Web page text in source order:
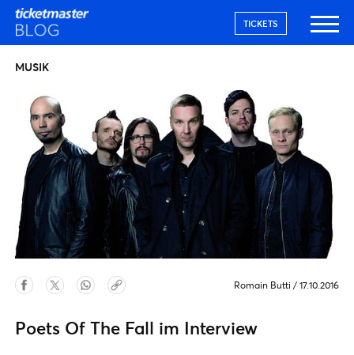
TICKETS
MUSIK
Romain Butti / 17.10.2016
Poets Of The Fall im Interview